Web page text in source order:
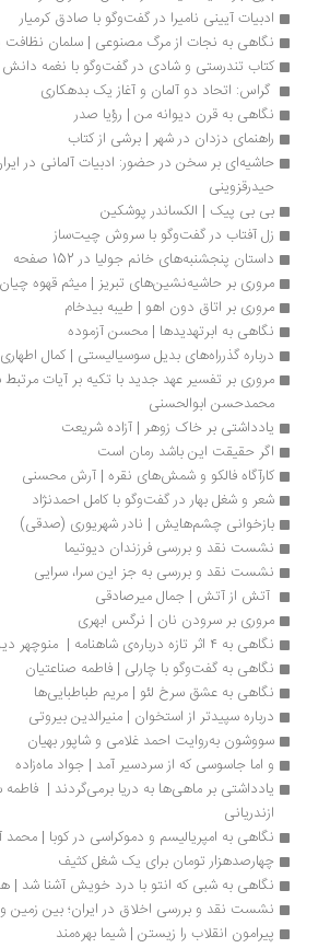
ادبیات آیینی نامیرا در گفت‌و‌گو با صادق کرمیار
نگاهی به نجات از مرگ مصنوعی | سلمان نظافت یزدی
کتاب تندرستی و شادی در گفت‌وگو با نغمه دانش
گراس: اتحاد دو آلمان و آغاز یک بدهکاری
نگاهی به قرن دیوانه من | رؤیا صدر
راهنمای دزدان در شهر | برشی از کتاب
حیدرقزوینی
بی بی پیک | الکساندر پوشکین
زل آفتاب در گفت‌وگو با سروش چیت‌ساز
داستان پنجشنبه‌های خانم جولیا در 152 صفحه
مروری بر حاشیه‌نشین‌های تبریز | میثم قهوه چیان
مروری بر اتاق دون اهو | طیبه بیدخام
نگاهی به ابرتهدیدها | محسن آزموده
درباره گذرراه‌های بدیل سوسیالیستی | کمال اطهاری
محمدحسن ابوالحسنی
یادداشتی بر خاک زوهر | آزاده شریعت
اگر حقیقت این باشد رمان است
کارآگاه فالکو و شمش‌های نقره | آرش محسنی
شعر و شغل بهار در گفت‌وگو با کامل احمدنژاد
بازخوانی چشم‌هایش | نادر شهریوری (صدقی)
نشست نقد و بررسی فرزندان دیوتیما
نشست نقد و بررسی به جز این سرا، سرایی
آتش از آتش | جمال میرصادقی
مروری بر سرودن نان | نرگس ابهری
نگاهی به ۴ اثر تازه درباره‌ی شاهنامه |  منوچهر دین پرست
نگاهی به گفت‌و‌گو با چارلی | فاطمه صناعتیان
نگاهی به عشق سرخ لئو | مریم‌ طباطبایی‌ها
درباره سپیدتر از استخوان | منیرالدین بیروتی
سووشون به‌روایت احمد غلامی و شاپور بهیان
و اما جاسوسی که از سردسیر آمد | جواد ماه‌زاده
ازندریانی
نگاهی به امپریالیسم و دموکراسی در کوبا | محمد
چهارصدهزار تومان برای یک شغل کثیف
نگاهی به شبی که انتو با درد خویش آشنا شد | هدیه
نشست نقد و بررسی اخلاق در ایران؛ بین زمین و آسمان
پیرامون انقلاب را زیستن | شیما بهره‌مند